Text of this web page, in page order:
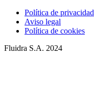
Política de privacidad
Aviso legal
Política de cookies
Fluidra S.A. 2024